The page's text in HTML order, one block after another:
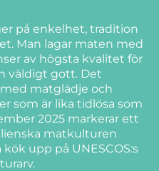
på enkelhet, tradition
Man lagar maten med
av högsta kvalitet för
väldigt gott. Det
matglädje och
som är lika tidlösa som
2025 markerar ett
matkulturen
upp på UNESCOS:s